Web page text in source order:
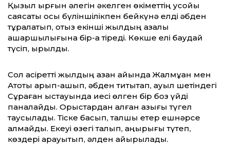
Қызыл қырғын әлегін әкелген өкіметтің усойқы
саясаты осы бүліншілікпен бейкүнә елді әбден
тұралатып, отыз екінші жылдың азалы
ашаршылығына бір-ақ тіреді. Көкше елі баудай
түсіп, қырылды.
Сол қасіретті жылдың қазан айында Жалмұқан мен
Ақтоқты арып-ашып, әбден титықтап, ауыл шетіндегі
Сұраған қыстауында иесі өлген бір боз үйді
паналайды. Орыстардан алған азығы түгел
таусылады. Тіске басып, талшық етер ешнәрсе
қалмайды. Екеуі өзегі талып, қаңырығы түтеп,
көздері қарауытып, әлден айырылады.